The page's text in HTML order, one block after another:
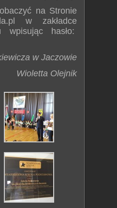
na Stronie
w zakładce
wpisując hasło:
w Jaczowie
Wioletta Olejnik